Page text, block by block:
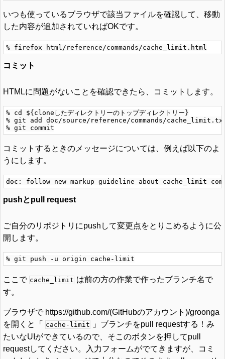
いつも使っているブラウザで該当ファイルを確認して、移動
した内容が追加されていればOKです。
コミット
HTMLに問題がないことを確認できたら、コミットします。
% cd ${cloneしたディレクトリーのトップディレクトリー}
% git add doc/source/reference/commands/
コミットするときのメッセージについては、例えば以下のよ
うにします。
pushとpull request
ご自分のリポジトリにpushして変更点をとりこめるように公
開します。
ここで cache_limit は前の方の作業で作ったブランチ名で
す。
ブラウザで https://github.com/(GitHubのアカウント)/groonga
を開くと「
cache-limit
」ブランチをpull requestする！み
たいなUIができているので、そこのボタンを押してpull
requestしてください。入力フォームがでてきますが、コミ